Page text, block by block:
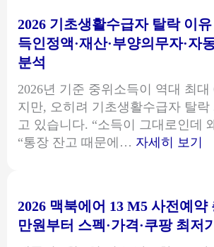
·
온
STEP
BY
STEP
(캡
서
류
리
2026:
Why
Travelers
are
Flying
to
Treatment
2026 기초생활수급자 탈락 이
득인정액·재산·부양의무자·자
분석
2026년 기준 중위소득이 역대 최대
지만, 오히려 기초생활수급자 탈
고 있습니다. “소득이 그대로인데
“통장 잔고 때문에… 자세히 보기
생
활
2026 맥북에어 13 M5 사전예약
만원부터 스펙·가격·쿠팡 최저